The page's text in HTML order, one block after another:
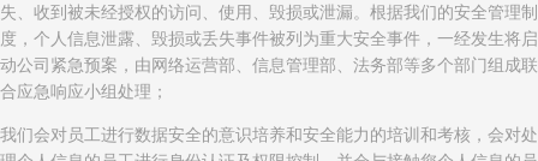
失、收到被未经授权的访问、使用、毁损或泄漏。根据我们的安全管理制
度，个人信息泄露、毁损或丢失事件被列为重大安全事件，一经发生将启
动公司紧急预案，由网络运营部、信息管理部、法务部等多个部门组成联
合应急响应小组处理；
我们会对员工进行数据安全的意识培养和安全能力的培训和考核，会对处